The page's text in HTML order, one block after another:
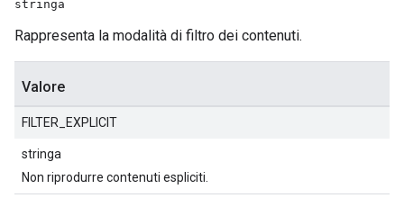
stringa
Rappresenta la modalità di filtro dei contenuti.
Valore
FILTER_EXPLICIT
stringa
Non riprodurre contenuti espliciti.